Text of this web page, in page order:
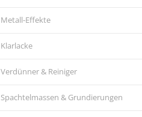
Metall-Effekte
Klarlacke
Verdünner & Reiniger
Spachtelmassen & Grundierungen